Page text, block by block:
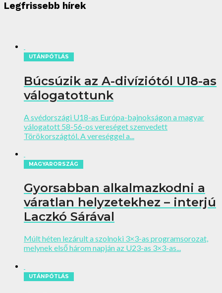
Legfrissebb hírek
UTÁNPÓTLÁS
Búcsúzik az A-divíziótól U18-as
válogatottunk
A svédországi U18-as Európa-bajnokságon a magyar
válogatott 58-56-os vereséget szenvedett
Törökországtól. A vereséggel a...
MAGYARORSZÁG
Gyorsabban alkalmazkodni a
váratlan helyzetekhez – interjú
Laczkó Sárával
Múlt héten lezárult a szolnoki 3×3-as programsorozat,
melynek első három napján az U23-as 3×3-as...
UTÁNPÓTLÁS